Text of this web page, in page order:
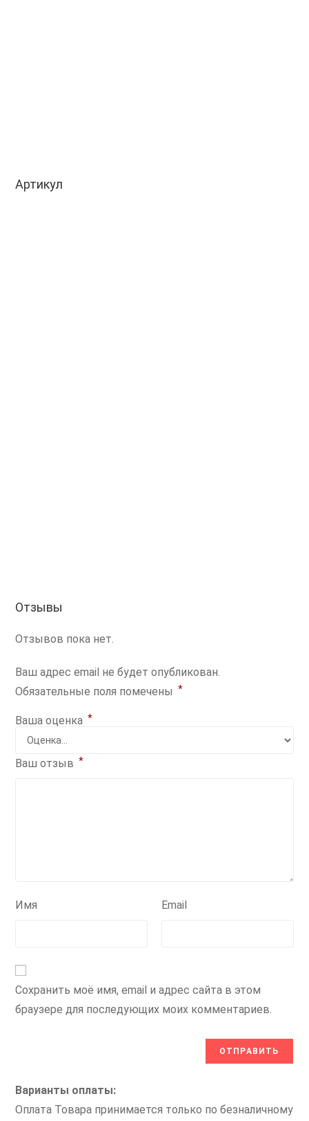
Артикул
Отзывы
Отзывов пока нет.
Ваш адрес email не будет опубликован.
Обязательные поля помечены *
Ваша оценка *
Ваш отзыв *
Имя Email
Сохранить моё имя, email и адрес сайта в этом
браузере для последующих моих комментариев.
Варианты оплаты:
Оплата Товара принимается только по безналичному